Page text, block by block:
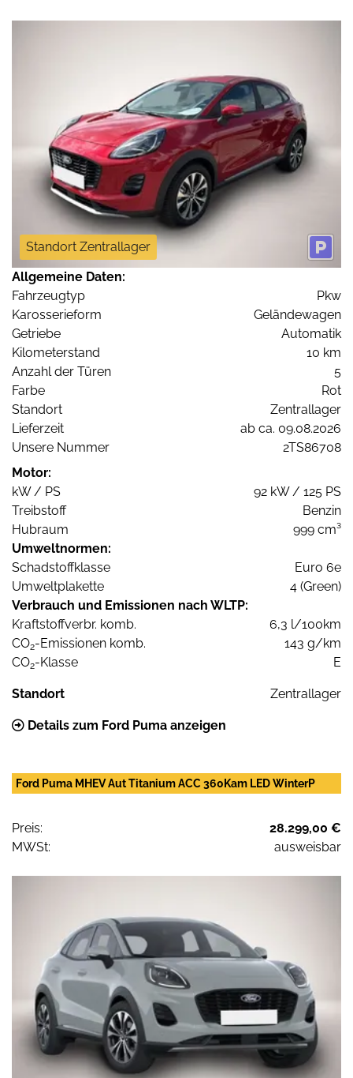
Standort Zentrallager
Allgemeine Daten:
Fahrzeugtyp
Pkw
Karosserieform
Geländewagen
Getriebe
Automatik
Kilometerstand
10 km
Anzahl der Türen
5
Farbe
Rot
Standort
Zentrallager
Lieferzeit
ab ca. 09.08.2026
Unsere Nummer
2TS86708
Motor:
kW / PS
92 kW / 125 PS
Treibstoff
Benzin
Hubraum
999 cm³
Umweltnormen:
Schadstoffklasse
Euro 6e
Umweltplakette
4 (Green)
Verbrauch und Emissionen nach WLTP:
Kraftstoffverbr. komb.
6,3 l/100km
CO2-Emissionen komb.
143 g/km
CO2-Klasse E
Standort Zentrallager
Details zum Ford Puma anzeigen
Ford Puma MHEV Aut Titanium ACC 360Kam LED WinterP
Preis:
28.299,00 €
MWSt:
ausweisbar